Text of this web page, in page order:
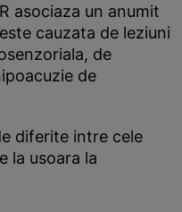
asociaza un anumit
cauzata de leziuni
de
de
diferite intre cele
la usoara la